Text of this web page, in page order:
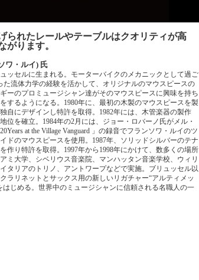
られたレールやテーブルはクオリティが高
がります。
ワ・ルイ) 氏
ッセルに生まれる。モーターバイクのメカニックとして過ご
た流体力学の経験を活かして、オリジナルのマウスピースの
ーのプロミュージシャン達がそのマウスピースに興味を持ち
するようになる。1980年に、最初の木製のマウスピースを製
自にデザインし特許を取得。1982年には、木管楽器の製作
位を確立。1984年の2月には、ジョー・ロバーノ氏がメル・
at the Village Vanguard 」の録音でフランソワ・ルイのツ
ドのマウスピースを使用。1987年、ソリッドシルバーのテナ
作り特許を取得。1997年から1998年にかけて、数多くの場所
ミ大学、シベリウス音楽院、マンハッタン音楽学校、ウィリ
タリアのトリノ、アントワープなどで実施。ブリュッセル以
ラリネットとサックス用の新しいリガチャー“アルティメッ
はじめる。世界中のミュージシャンに信頼される名職人の一